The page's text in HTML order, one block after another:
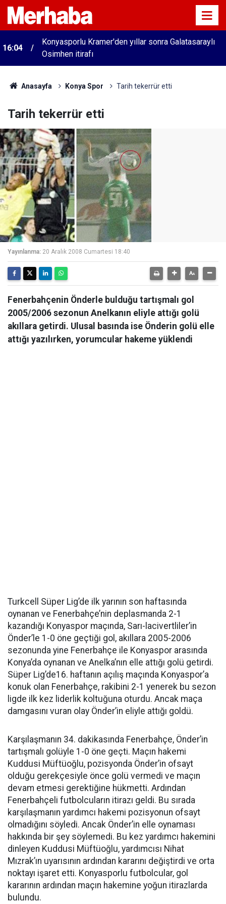
16:04
Konyasporlu Kramer'den yıllar sonra Galatasaraylı
Osimhen itirafı
Anasayfa Konya Spor Tarih tekerrür etti
Tarih tekerrür etti
Yayınlanma: 20 Aralık 2008 Cumartesi 18:40
Fenerbahçenin Önderle bulduğu tartışmalı gol
2005/2006 sezonun Anelkanın eliyle attığı golü
akıllara getirdi. Ulusal basında ise Önderin golü elle
attığı yazılırken, yorumcular hakeme yüklendi
Turkcell Süper Lig’de ilk yarının son haftasında
oynanan ve Fenerbahçe’nin deplasmanda 2-1
kazandığı Konyaspor maçında, Sarı-lacivertliler’in
Önder’le 1-0 öne geçtiği gol, akıllara 2005-2006
sezonunda yine Fenerbahçe ile Konyaspor arasında
Konya’da oynanan ve Anelka’nın elle attığı golü getirdi.
Süper Lig’de16. haftanın açılış maçında Konyaspor’a
konuk olan Fenerbahçe, rakibini 2-1 yenerek bu sezon
ligde ilk kez liderlik koltuğuna oturdu. Ancak maça
damgasını vuran olay Önder’in eliyle attığı goldü.
Karşılaşmanın 34. dakikasında Fenerbahçe, Önder’in
tartışmalı golüyle 1-0 öne geçti. Maçın hakemi
Kuddusi Müftüoğlu, pozisyonda Önder’in ofsayt
olduğu gerekçesiyle önce golü vermedi ve maçın
devam etmesi gerektiğine hükmetti. Ardından
Fenerbahçeli futbolcuların itirazı geldi. Bu sırada
karşılaşmanın yardımcı hakemi pozisyonun ofsayt
olmadığını söyledi. Ancak Önder’in elle oynaması
hakkında bir şey söylemedi. Bu kez yardımcı hakemini
dinleyen Kuddusi Müftüoğlu, yardımcısı Nihat
Mızrak’ın uyarısının ardından kararını değiştirdi ve orta
noktayı işaret etti. Konyasporlu futbolcular, gol
kararının ardından maçın hakemine yoğun itirazlarda
bulundu.